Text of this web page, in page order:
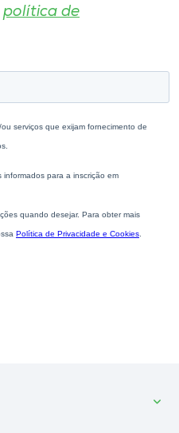
política de